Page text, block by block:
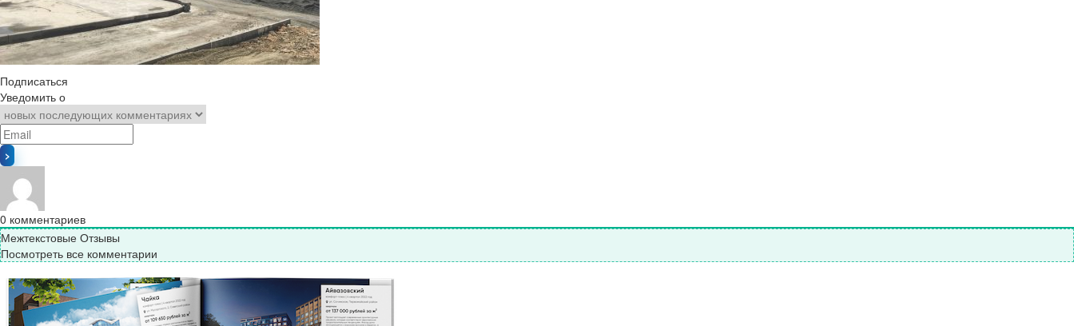
Подписаться
Уведомить о
0 комментариев
Межтекстовые Отзывы
Посмотреть все комментарии